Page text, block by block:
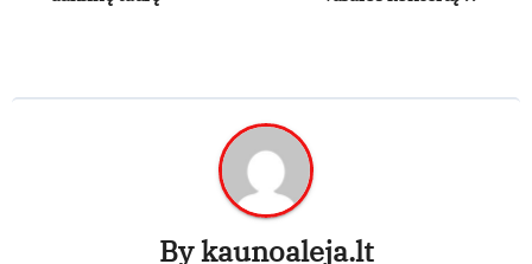
Bykaunoaleja.lt